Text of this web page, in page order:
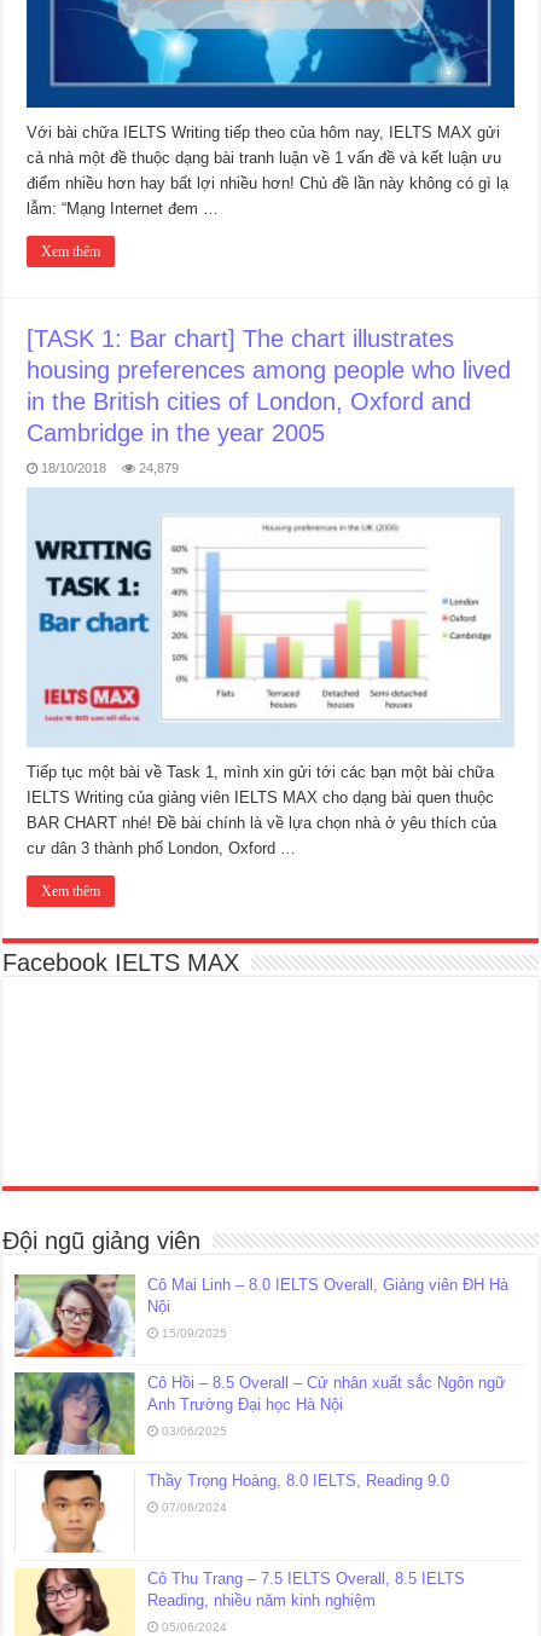
Với bài chữa IELTS Writing tiếp theo của hôm nay, IELTS MAX gửi
cả nhà một đề thuộc dạng bài tranh luận về 1 vấn đề và kết luận ưu
điểm nhiều hơn hay bất lợi nhiều hơn! Chủ đề lần này không có gì lạ
lẫm: “Mạng Internet đem …
Xem thêm
[TASK 1: Bar chart] The chart illustrates
housing preferences among people who lived
in the British cities of London, Oxford and
Cambridge in the year 2005
18/10/2018 24,879
Tiếp tục một bài về Task 1, mình xin gửi tới các bạn một bài chữa
IELTS Writing của giảng viên IELTS MAX cho dạng bài quen thuộc
BAR CHART nhé! Đề bài chính là về lựa chọn nhà ở yêu thích của
cư dân 3 thành phố London, Oxford …
Xem thêm
Facebook IELTS MAX
Đội ngũ giảng viên
Cô Mai Linh – 8.0 IELTS Overall, Giảng viên ĐH Hà
Nội
15/09/2025
Cô Hồi – 8.5 Overall – Cử nhân xuất sắc Ngôn ngữ
Anh Trường Đại học Hà Nội
03/06/2025
Thầy Trọng Hoàng, 8.0 IELTS, Reading 9.0
07/06/2024
Cô Thu Trang – 7.5 IELTS Overall, 8.5 IELTS
Reading, nhiều năm kinh nghiệm
05/06/2024